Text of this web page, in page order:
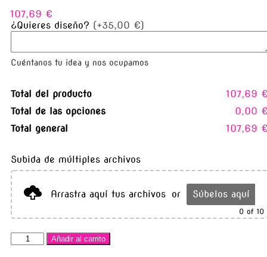
107,69 €
¿Quieres diseño? (+35,00 €)
Cuéntanos tu idea y nos ocupamos
Total del producto
107,69
Total de las opciones
0,00
Total general
107,69
Subida de múltiples archivos
Arrastra aquí tus archivos or Súbelos aquí
0 of 10
Añadir al carrito